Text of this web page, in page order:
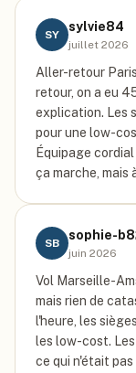
SY
sylvie84
juillet 2026
Aller-retour
retour, on a eu
explication. Les
pour une low-
Équipage
ça marche, mais
SB
sophie-
juin 2026
Vol Marseille-
mais rien de
l'heure, les
les low-cost.
ce qui n'était